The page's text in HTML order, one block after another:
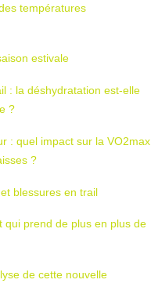
températures
estivale
: la déshydratation est-elle
?
: quel impact sur la VO2max
?
blessures en trail
qui prend de plus en plus de
de cette nouvelle